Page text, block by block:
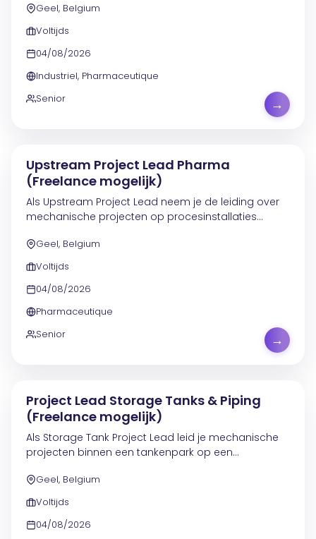
kwaliteitsincidenten, zowel proces- als...
Geel, Belgium
Voltijds
04/08/2026
Industriel, Pharmaceutique
Senior
→
Upstream Project Lead Pharma
(Freelance mogelijk)
Als Upstream Project Lead neem je de leiding over
mechanische projecten op procesinstallaties
rond reactoren, condensors, procesapparatuur en...
Geel, Belgium
Voltijds
04/08/2026
Pharmaceutique
Senior
→
Project Lead Storage Tanks & Piping
(Freelance mogelijk)
Als Storage Tank Project Lead leid je mechanische
projecten binnen een tankenpark op een
vooral aan nieuwe opslagtanks, vervangingswerken
en...
Geel, Belgium
Voltijds
04/08/2026